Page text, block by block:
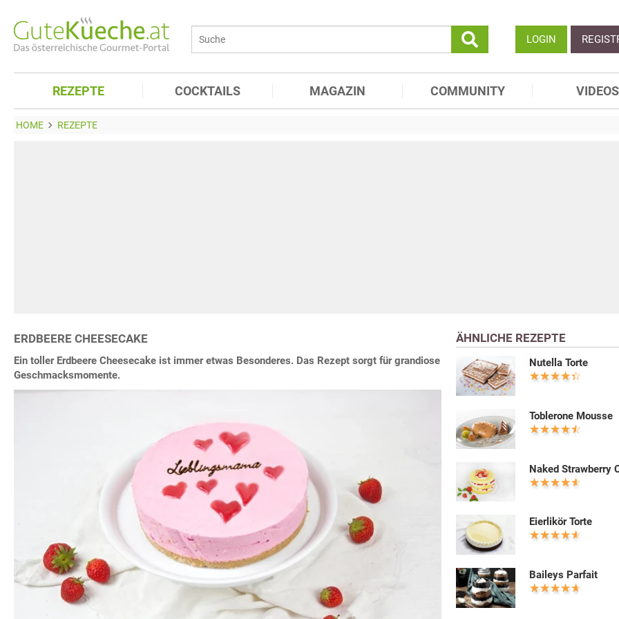
LOGIN
REZEPTE COCKTAILS MAGAZIN COMMUNITY VIDEOS
HOME REZEPTE
ERDBEERE CHEESECAKE
Ein toller Erdbeere Cheesecake ist immer etwas Besonderes. Das Rezept sorgt für grandiose
Geschmacksmomente.
ÄHNLICHE REZEPTE
Nutella Torte
Toblerone Mousse
Naked Strawberry
Eierlikör Torte
Baileys Parfait